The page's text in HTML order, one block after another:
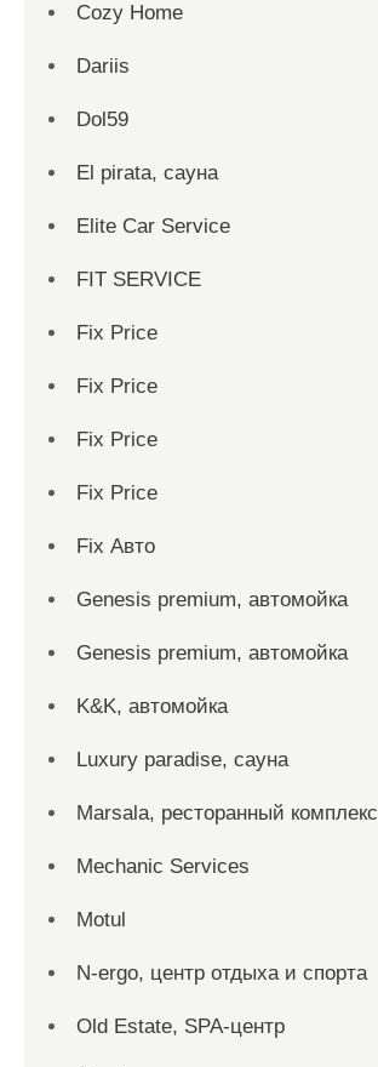
Cozy Home
Dariis
Dol59
El pirata, сауна
Elite Car Service
FIT SERVICE
Fix Price
Fix Price
Fix Price
Fix Price
Fix Авто
Genesis premium, автомойка
Genesis premium, автомойка
K&K, автомойка
Luxury paradise, сауна
Marsala, ресторанный комплекс
Mechanic Services
Motul
N-ergo, центр отдыха и спорта
Old Estate, SPA-центр